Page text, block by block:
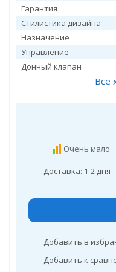
Гарантия
Стилистика дизайна
Назначение
Управление
Донный клапан
Все
Очень мало
Доставка: 1-2 дня
Добавить в
Добавить к